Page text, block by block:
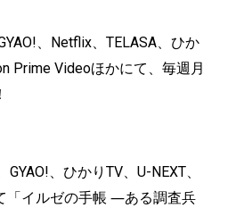
、Netflix、 TELASA、ひか
Prime Videoほかにて、毎週月
、ひかりTV、U-NEXT、
「イルゼの手帳 ―ある調査兵